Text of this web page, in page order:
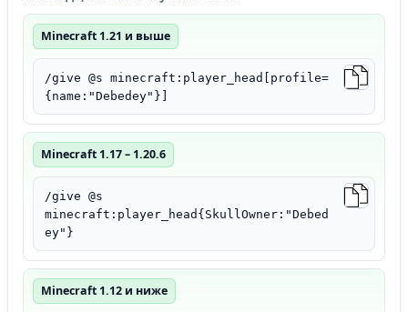
Minecraft 1.21 и выше
/give @s minecraft:player_head[profile=
{name:"Debedey"}]
Minecraft 1.17 – 1.20.6
/give @s
minecraft:player_head{SkullOwner:"Debed
ey"}
Minecraft 1.12 и ниже